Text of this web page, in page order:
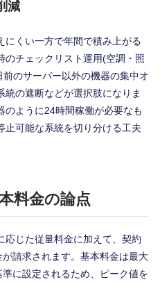
減
にくい一方で年間で積み上がる
のチェックリスト運用(空調・照
のサーバー以外の機器の集中オ
の遮断などが選択肢になりま
のように24時間稼働が必要なも
止可能な系統を切り分ける工夫
料金の論点
応じた従量料金に加えて、契約
請求されます。基本料金は最大
に設定されるため、ピーク値を